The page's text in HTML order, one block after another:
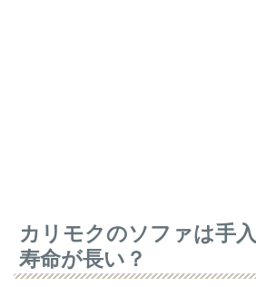
カリモクのソファは手
寿命が長い？